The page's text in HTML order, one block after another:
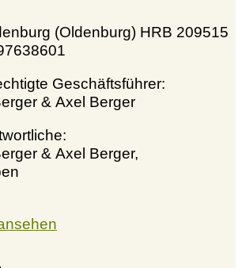
(Oldenburg) HRB 209515
Geschäftsführer:
& Axel Berger
& Axel Berger,